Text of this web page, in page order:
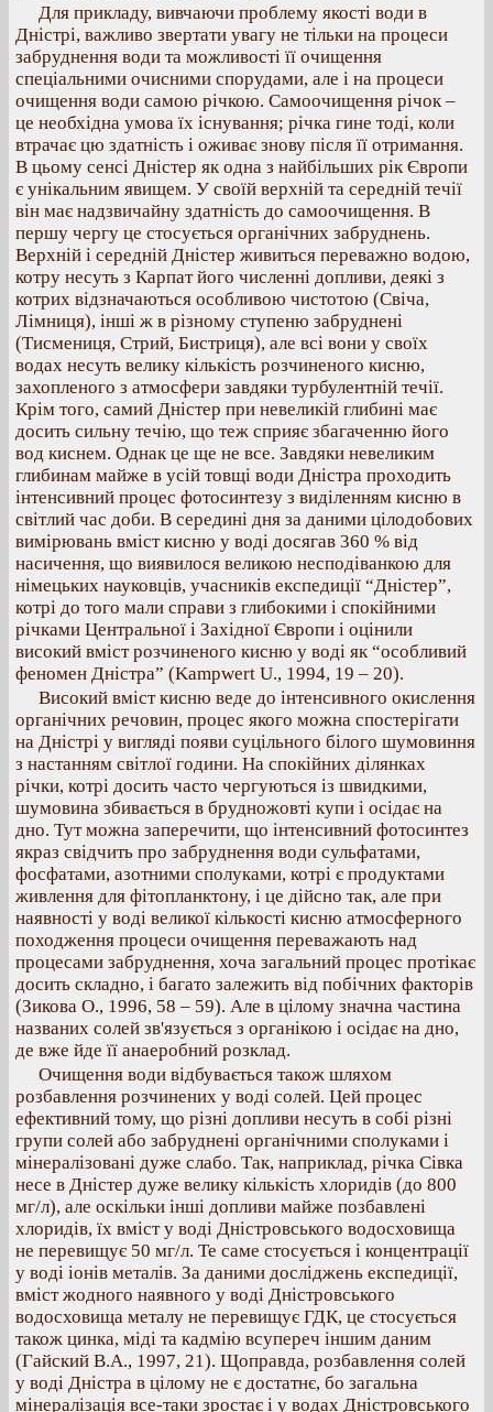
Для прикладу, вивчаючи проблему якості води в
Дністрі, важливо звертати увагу не тільки на процеси
забруднення води та можливості її очищення
спеціальними очисними спорудами, але і на процеси
очищення води самою річкою. Самоочищення річок –
це необхідна умова їх існування; річка гине тоді, коли
втрачає цю здатність і оживає знову після її отримання.
В цьому сенсі Дністер як одна з найбільших рік Європи
є унікальним явищем. У своїй верхній та середній течії
він має надзвичайну здатність до самоочищення. В
першу чергу це стосується органічних забруднень.
Верхній і середній Дністер живиться переважно водою,
котру несуть з Карпат його численні допливи, деякі з
котрих відзначаються особливою чистотою (Свіча,
Лімниця), інші ж в різному ступеню забруднені
(Тисмениця, Стрий, Бистриця), але всі вони у своїх
водах несуть велику кількість розчиненого кисню,
захопленого з атмосфери завдяки турбулентній течії.
Крім того, самий Дністер при невеликій глибині має
досить сильну течію, що теж сприяє збагаченню його
вод киснем. Однак це ще не все. Завдяки невеликим
глибинам майже в усій товщі води Дністра проходить
інтенсивний процес фотосинтезу з виділенням кисню в
світлий час доби. В середині дня за даними цілодобових
вимірювань вміст кисню у воді досягав 360 % від
насичення, що виявилося великою несподіванкою для
німецьких науковців, учасників експедиції “Дністер”,
котрі до того мали справи з глибокими і спокійними
річками Центральної і Західної Європи і оцінили
високий вміст розчиненого кисню у воді як “особливий
феномен Дністра” (Kampwert U., 1994, 19 – 20).
Високий вміст кисню веде до інтенсивного окислення
органічних речовин, процес якого можна спостерігати
на Дністрі у вигляді появи суцільного білого шумовиння
з настанням світлої години. На спокійних ділянках
річки, котрі досить часто чергуються із швидкими,
шумовина збивається в брудножовті купи і осідає на
дно. Тут можна заперечити, що інтенсивний фотосинтез
якраз свідчить про забруднення води сульфатами,
фосфатами, азотними сполуками, котрі є продуктами
живлення для фітопланктону, і це дійсно так, але при
наявності у воді великої кількості кисню атмосферного
походження процеси очищення переважають над
процесами забруднення, хоча загальний процес протікає
досить складно, і багато залежить від побічних факторів
(Зикова О., 1996, 58 – 59). Але в цілому значна частина
названих солей зв'язується з органікою і осідає на дно,
де вже йде її анаеробний розклад.
Очищення води відбувається також шляхом
розбавлення розчинених у воді солей. Цей процес
ефективний тому, що різні допливи несуть в собі різні
групи солей або забруднені органічними сполуками і
мінералізовані дуже слабо. Так, наприклад, річка Сівка
несе в Дністер дуже велику кількість хлоридів (до 800
мг/л), але оскільки інші допливи майже позбавлені
хлоридів, їх вміст у воді Дністровського водосховища
не перевищує 50 мг/л. Те саме стосується і концентрації
у воді іонів металів. За даними досліджень експедиції,
вміст жодного наявного у воді Дністровського
водосховища металу не перевищує ГДК, це стосується
також цинка, міді та кадмію всупереч іншим даним
(Гайский В.А., 1997, 21). Щоправда, розбавлення солей
у воді Дністра в цілому не є достатнє, бо загальна
мінералізація все-таки зростає і у водах Дністровського